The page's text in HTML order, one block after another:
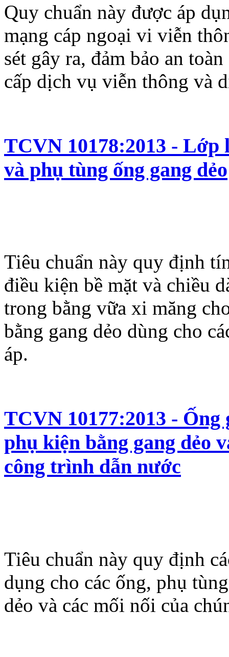
Quy chuẩn này được áp
mạng cáp ngoại vi viễn
sét gây ra, đảm bảo an
cấp dịch vụ viễn thông và
TCVN 10178:2013 - Lớp
và phụ tùng ống gang dẻo
Tiêu chuẩn này quy định
điều kiện bề mặt và chiều
trong bằng vữa xi măng
bằng gang dẻo dùng cho
áp.
TCVN 10177:2013 - Ống
phụ kiện bằng gang dẻo
công trình dẫn nước
Tiêu chuẩn này quy định
dụng cho các ống, phụ
dẻo và các mối nối của